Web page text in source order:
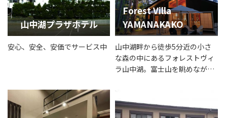
山中湖プラザホテル
安心、安全、安価でサービス中
Forest Villa
YAMANAKAKO
山中湖畔から徒歩5分近の小さ
な森の中にあるフォレストヴィ
ラ山中湖。富士山を眺めなが